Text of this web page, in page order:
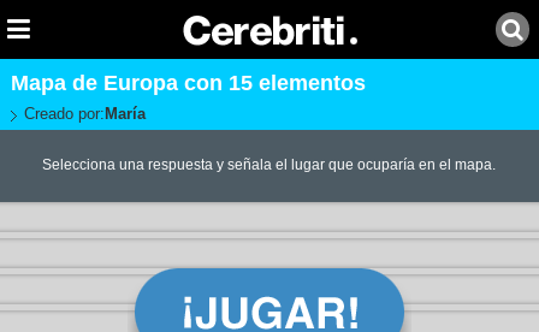
Mapa de Europa con 15 elementos
Creado por: María
Selecciona una respuesta y señala el lugar que ocuparía en el mapa.